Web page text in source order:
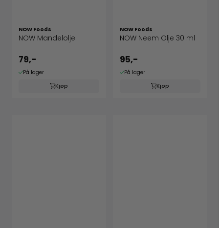
NOW Foods
NOW Mandelolje
79,-
På lager
Kjøp
NOW Foods
NOW Neem Olje 30 ml
95,-
På lager
Kjøp